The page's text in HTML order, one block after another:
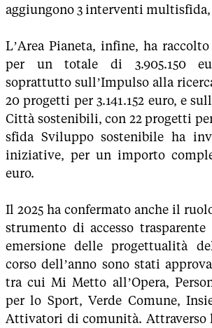
aggiungono 3 interventi multisfida,
L’Area Pianeta, infine, ha
per un totale di 3.905.150
soprattutto sull’Impulso alla
20 progetti per 3.141.152 euro, e
Città sostenibili, con 22 progetti per
sfida Sviluppo sostenibile ha
iniziative, per un importo
euro.
Il 2025 ha confermato anche il
strumento di accesso
emersione delle progettualità
corso dell’anno sono stati
tra cui Mi Metto all’Opera,
per lo Sport, Verde Comune,
Attivatori di comunità. Attraverso